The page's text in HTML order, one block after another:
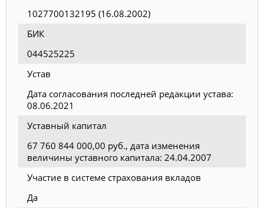
1027700132195 (16.08.2002)
БИК
044525225
Устав
Дата согласования последней редакции устава:
08.06.2021
Уставный капитал
67 760 844 000,00 руб., дата изменения
величины уставного капитала: 24.04.2007
Участие в системе страхования вкладов
Да